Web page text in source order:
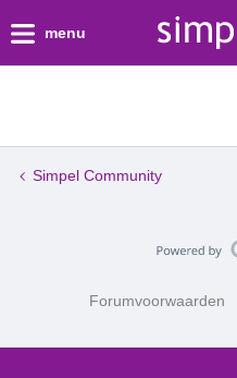
menu
Simpel Community
Forumvoorwaarden